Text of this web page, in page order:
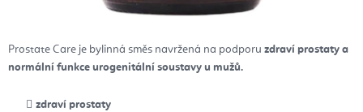
Prostate Care je bylinná směs navržená na podporu zdraví prostaty a
normální funkce urogenitální soustavy u mužů.
zdraví prostaty